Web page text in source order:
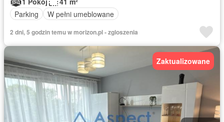
Parking
W pełni umeblowane
2 dni, 5 godzin temu w morizon.pl - zgloszenia
Zaktualizowane